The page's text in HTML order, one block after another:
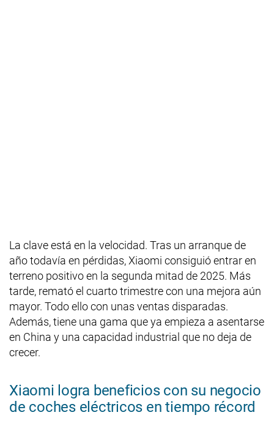
La clave está en la velocidad. Tras un arranque de
año todavía en pérdidas, Xiaomi consiguió entrar en
terreno positivo en la segunda mitad de 2025. Más
tarde, remató el cuarto trimestre con una mejora aún
mayor. Todo ello con unas ventas disparadas.
Además, tiene una gama que ya empieza a asentarse
en China y una capacidad industrial que no deja de
crecer.
Xiaomi logra beneficios con su negocio
de coches eléctricos en tiempo récord